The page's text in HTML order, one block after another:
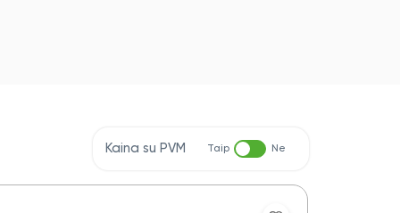
Kaina su PVM Taip Ne